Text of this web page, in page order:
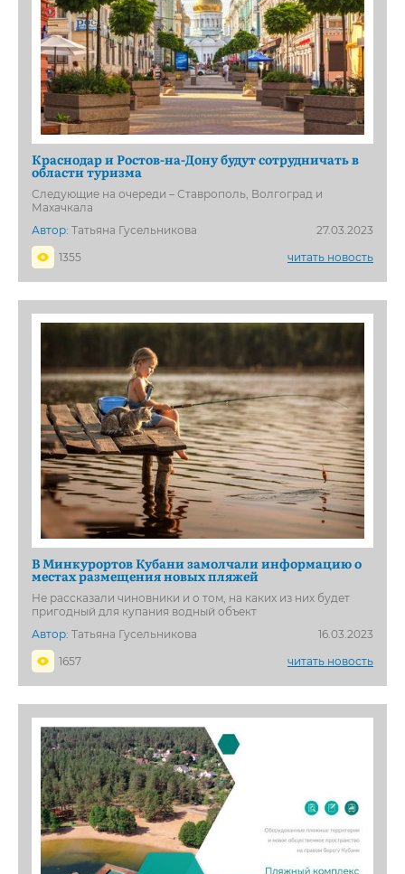
Краснодар и Ростов-на-Дону будут сотрудничать в
области туризма
Следующие на очереди – Ставрополь, Волгоград и
Махачкала
Автор: Татьяна Гусельникова
27.03.2023
1355
читать новость
В Минкурортов Кубани замолчали информацию о
местах размещения новых пляжей
Не рассказали чиновники и о том, на каких из них будет
пригодный для купания водный объект
Автор: Татьяна Гусельникова
16.03.2023
1657
читать новость